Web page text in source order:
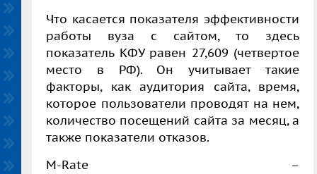
Что касается показателя эффективности
работы вуза с сайтом, то здесь
показатель КФУ равен 27,609 (четвертое
место в РФ). Он учитывает такие
факторы, как аудитория сайта, время,
которое пользователи проводят на нем,
количество посещений сайта за месяц, а
также показатели отказов.
M-Rate –